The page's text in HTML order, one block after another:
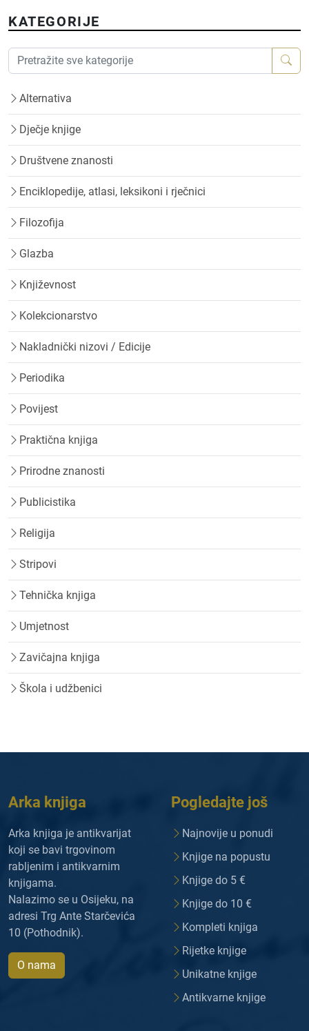
KATEGORIJE
Alternativa
Dječje knjige
Društvene znanosti
Enciklopedije, atlasi, leksikoni i rječnici
Filozofija
Glazba
Književnost
Kolekcionarstvo
Nakladnički nizovi / Edicije
Periodika
Povijest
Praktična knjiga
Prirodne znanosti
Publicistika
Religija
Stripovi
Tehnička knjiga
Umjetnost
Zavičajna knjiga
Škola i udžbenici
Arka knjiga
Arka knjiga je antikvarijat
koji se bavi trgovinom
rabljenim i antikvarnim
knjigama.
Nalazimo se u Osijeku, na
adresi Trg Ante Starčevića
10 (Pothodnik).
O nama
Pogledajte još
Najnovije u ponudi
Knjige na popustu
Knjige do 5 €
Knjige do 10 €
Kompleti knjiga
Rijetke knjige
Unikatne knjige
Antikvarne knjige